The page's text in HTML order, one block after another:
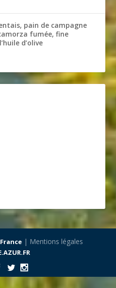
pain de campagne
fumée, fine
d’olive
| Mentions légales